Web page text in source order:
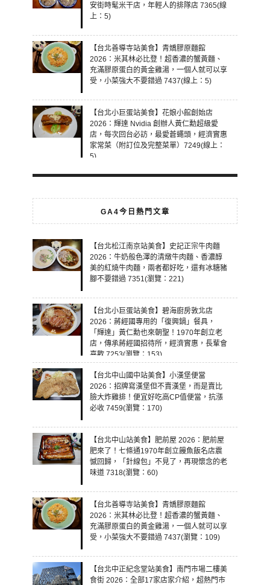
安街時髦米干店，年輕人的排隊店 7365(線
上：5)
【台北善導寺站美食】青嬌膠原麵館
2026：米其林必比登！超香濃的蟹黃麵、
充滿膠原蛋白的黃金雞湯，一個人就可以享
受，小菜強大不要錯過 7437(線上：5)
【台北小巨蛋站美食】花娘小館創始店
2026：輝達 Nvidia 創辦人黃仁勳超級愛
店，每次回台必訪，最愛蒼蠅頭，經濟實惠
家常菜（附訂位及完整菜單）7249(線上：
5)
GA4今日熱門文章
【台北松江南京站美食】史記正宗牛肉麵
2026：牛奶般色澤的清燉牛肉麵、香濃醇
美的紅燒牛肉麵，兩者都好吃，還有冰糖豬
腳不要錯過 7351(瀏覽：221)
【台北小巨蛋站美食】碧海廚房敦北店
2026：蔣經國專用的「復興鍋」餐具，
「輝達」黃仁勳也來朝聖！1970年創立老
店，傳承蔣經國招待所，經濟實惠，長輩會
喜歡 7253(瀏覽：153)
【台北中山國中站美食】小漢堡便當
2026：招牌寫漢堡但不賣漢堡，而是賣比
臉大炸雞排！便宜好吃高CP值便當，抗漲
必收 7459(瀏覽：170)
【台北中山站美食】肥前屋 2026：肥前屋
肥來了！七條通1970年創立饅魚飯名店震
憾回歸，「針線包」不見了，再現懷念的老
味道 7318(瀏覽：60)
【台北善導寺站美食】青嬌膠原麵館
2026：米其林必比登！超香濃的蟹黃麵、
充滿膠原蛋白的黃金雞湯，一個人就可以享
受，小菜強大不要錯過 7437(瀏覽：109)
【台北中正紀念堂站美食】南門市場二樓美
食街 2026：全部17家店家介紹，超熱門市